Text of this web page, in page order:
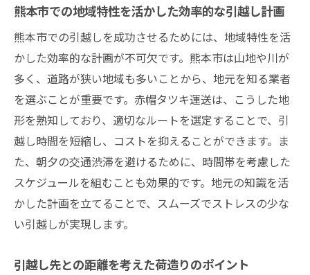
熊本市での地域特性を活かした効率的な引越し計画
熊本市での引越しを成功させるためには、地域特性を活
かした効率的な計画が不可欠です。熊本市は山地や川が
多く、道路が狭い地域も多いことから、地元を知る業者
を選ぶことが重要です。赤帽タツキ運送は、こうした地
形を熟知しており、適切なルートを選定することで、引
越し時間を短縮し、コストを抑えることができます。ま
た、朝夕の交通渋滞を避けるために、時間帯を考慮した
スケジュールを組むことも効果的です。地元の知識を活
かした計画を立てることで、スムーズでストレスの少な
い引越しが実現します。
引越し先との距離を考えた荷造りのポイント